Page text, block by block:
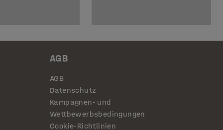
AGB
AGB
Datenschutz
Kampagnen- und
Wettbewerbsbedingungen
Cookie-Richtlinien